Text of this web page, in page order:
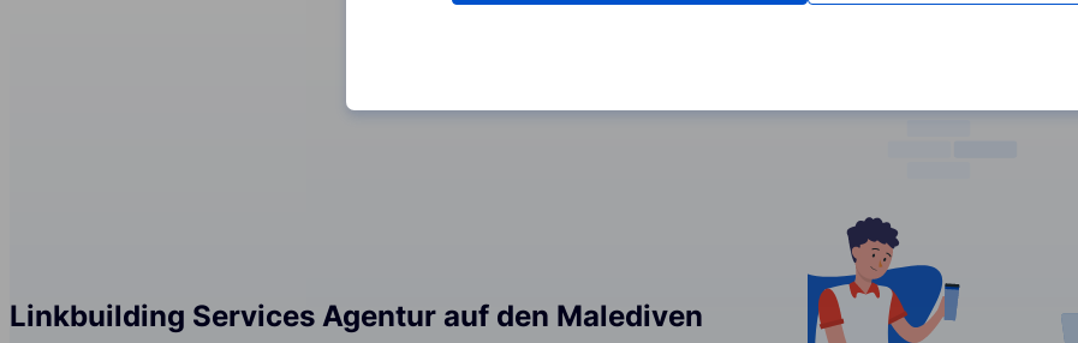
Linkbuilding Services Agentur auf den Malediven